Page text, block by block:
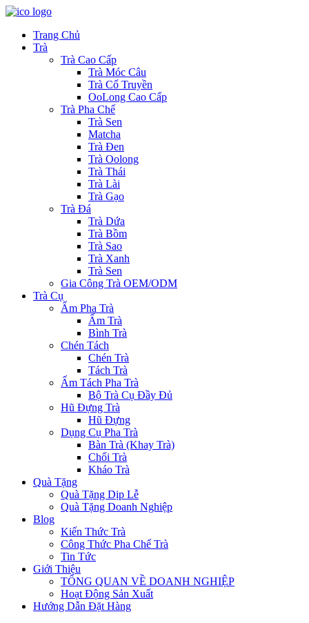
Trang Chủ
Trà
Trà Cao Cấp
Trà Móc Câu
Trà Cổ Truyền
OoLong Cao Cấp
Trà Pha Chế
Trà Sen
Matcha
Trà Đen
Trà Oolong
Trà Thái
Trà Lài
Trà Gạo
Trà Đá
Trà Dứa
Trà Bồm
Trà Sao
Trà Xanh
Trà Sen
Gia Công Trà OEM/ODM
Trà Cụ
Ấm Pha Trà
Ấm Trà
Bình Trà
Chén Tách
Chén Trà
Tách Trà
Ấm Tách Pha Trà
Bộ Trà Cụ Đầy Đủ
Hũ Đựng Trà
Hũ Đựng
Dụng Cụ Pha Trà
Bàn Trà (Khay Trà)
Chổi Trà
Kháo Trà
Quà Tặng
Quà Tặng Dịp Lễ
Quà Tặng Doanh Nghiệp
Blog
Kiến Thức Trà
Công Thức Pha Chế Trà
Tin Tức
Giới Thiệu
TỔNG QUAN VỀ DOANH NGHIỆP
Hoạt Động Sản Xuất
Hướng Dẫn Đặt Hàng